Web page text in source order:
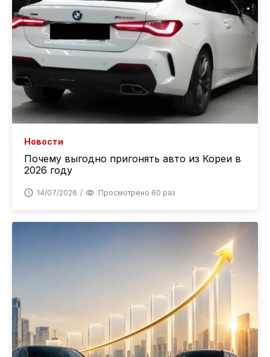
Новости
Почему выгодно пригонять авто из Кореи в
2026 году
14/07/2026 Просмотрено 60 раз